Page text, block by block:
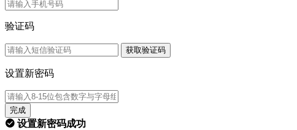
验证码
获取验证码
设置新密码
完成
设置新密码成功